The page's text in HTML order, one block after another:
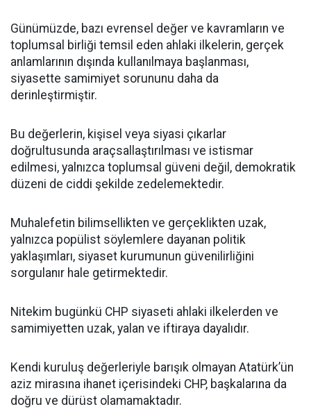
Günümüzde, bazı evrensel değer ve kavramların ve
toplumsal birliği temsil eden ahlaki ilkelerin, gerçek
anlamlarının dışında kullanılmaya başlanması,
siyasette samimiyet sorununu daha da
derinleştirmiştir.
Bu değerlerin, kişisel veya siyasi çıkarlar
doğrultusunda araçsallaştırılması ve istismar
edilmesi, yalnızca toplumsal güveni değil, demokratik
düzeni de ciddi şekilde zedelemektedir.
Muhalefetin bilimsellikten ve gerçeklikten uzak,
yalnızca popülist söylemlere dayanan politik
yaklaşımları, siyaset kurumunun güvenilirliğini
sorgulanır hale getirmektedir.
Nitekim bugünkü CHP siyaseti ahlaki ilkelerden ve
samimiyetten uzak, yalan ve iftiraya dayalıdır.
Kendi kuruluş değerleriyle barışık olmayan Atatürk’ün
aziz mirasına ihanet içerisindeki CHP, başkalarına da
doğru ve dürüst olamamaktadır.